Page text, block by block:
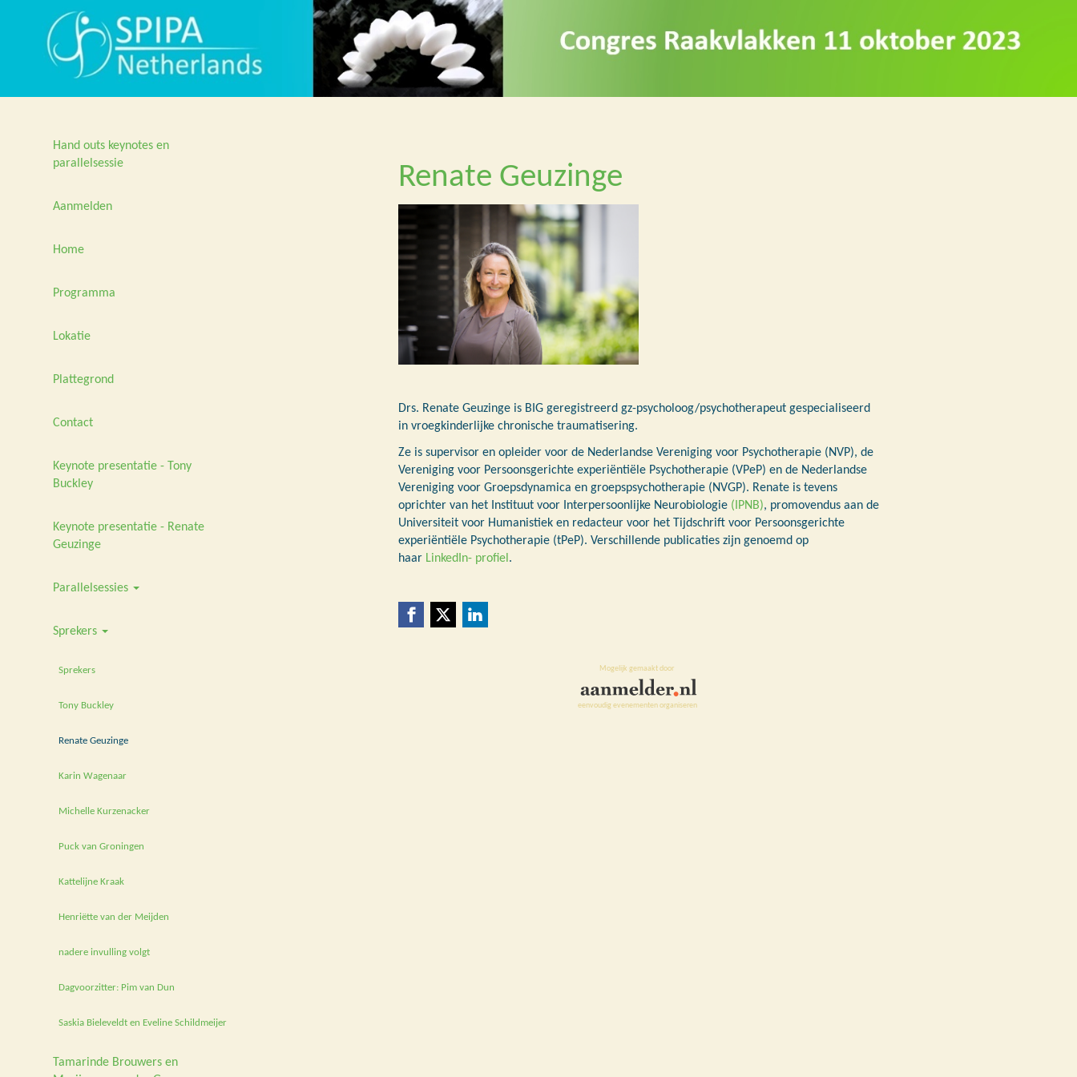
Hand outs keynotes en
parallelsessie
Aanmelden
Home
Programma
Lokatie
Plattegrond
Contact
Keynote presentatie - Tony
Buckley
Keynote presentatie - Renate
Geuzinge
Parallelsessies
Sprekers
Sprekers
Tony Buckley
Renate Geuzinge
Karin Wagenaar
Michelle Kurzenacker
Puck van Groningen
Kattelijne Kraak
Henriëtte van der Meijden
nadere invulling volgt
Dagvoorzitter: Pim van Dun
Saskia Bieleveldt en Eveline Schildmeijer
Tamarinde Brouwers en
Renate Geuzinge
Drs. Renate Geuzinge is BIG geregistreerd gz-psycholoog/psychotherapeut gespecialiseerd
in vroegkinderlijke chronische traumatisering.
Ze is supervisor en opleider voor de Nederlandse Vereniging voor Psychotherapie (NVP), de
Vereniging voor Persoonsgerichte experiëntiële Psychotherapie (VPeP) en de Nederlandse
Vereniging voor Groepsdynamica en groepspsychotherapie (NVGP). Renate is tevens
oprichter van het Instituut voor Interpersoonlijke Neurobiologie (IPNB), promovendus aan de
Universiteit voor Humanistiek en redacteur voor het Tijdschrift voor Persoonsgerichte
experiëntiële Psychotherapie (tPeP). Verschillende publicaties zijn genoemd op
haar LinkedIn- profiel .
Mogelijk gemaakt door
eenvoudig evenementen organiseren